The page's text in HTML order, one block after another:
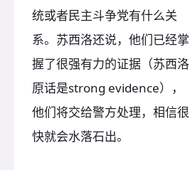
统或者民主斗争党有什么关
系。苏西洛还说，他们已经掌
握了很强有力的证据（苏西洛
原话是strong evidence），
他们将交给警方处理，相信很
快就会水落石出。